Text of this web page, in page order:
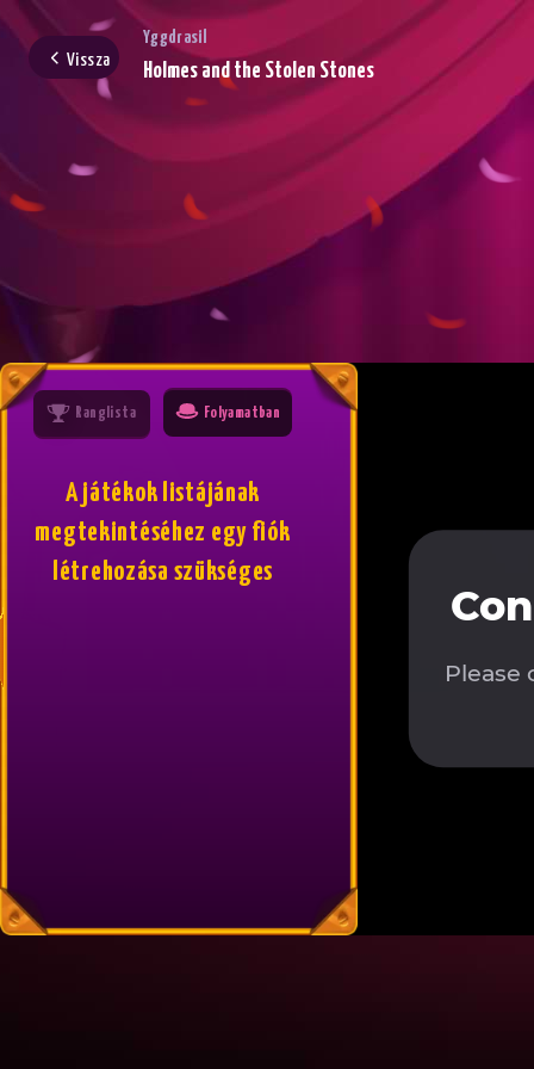
Vissza
Yggdrasil
Holmes and the Stolen Stones
Ranglista Folyamatban
A játékok listájának
megtekintéséhez egy fiók
létrehozása szükséges